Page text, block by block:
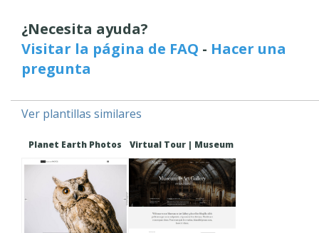
¿Necesita ayuda?
Visitar la página de FAQ - Hacer una
pregunta
Ver plantillas similares
Planet Earth Photos Virtual Tour | Museum